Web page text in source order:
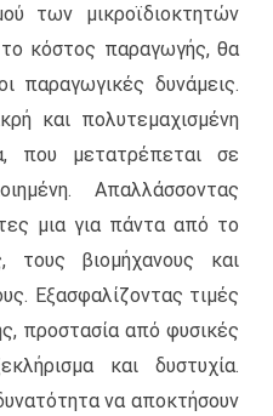
των μικροϊδιοκτητών
κόστος παραγωγής, θα
παραγωγικές δυνάμεις.
και πολυτεμαχισμένη
που μετατρέπεται σε
Απαλλάσσοντας
μια για πάντα από το
τους βιομήχανους και
Εξασφαλίζοντας τιμές
προστασία από φυσικές
και δυστυχία.
να αποκτήσουν